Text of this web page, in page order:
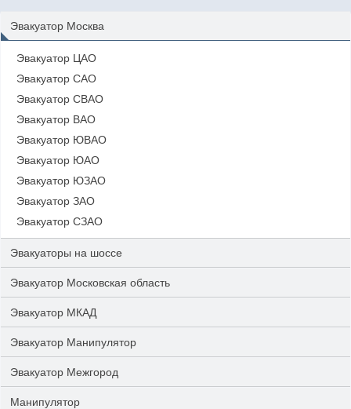
Эвакуатор Москва
Эвакуатор ЦАО
Эвакуатор САО
Эвакуатор СВАО
Эвакуатор ВАО
Эвакуатор ЮВАО
Эвакуатор ЮАО
Эвакуатор ЮЗАО
Эвакуатор ЗАО
Эвакуатор СЗАО
Эвакуаторы на шоссе
Эвакуатор Московская область
Эвакуатор МКАД
Эвакуатор Манипулятор
Эвакуатор Межгород
Манипулятор